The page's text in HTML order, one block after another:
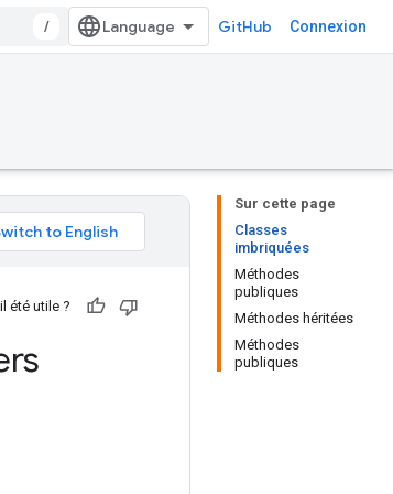
/ GitHub Connexion
Sur cette page
Classes
imbriquées
Méthodes
publiques
Méthodes héritées
Méthodes
publiques
été utile ?